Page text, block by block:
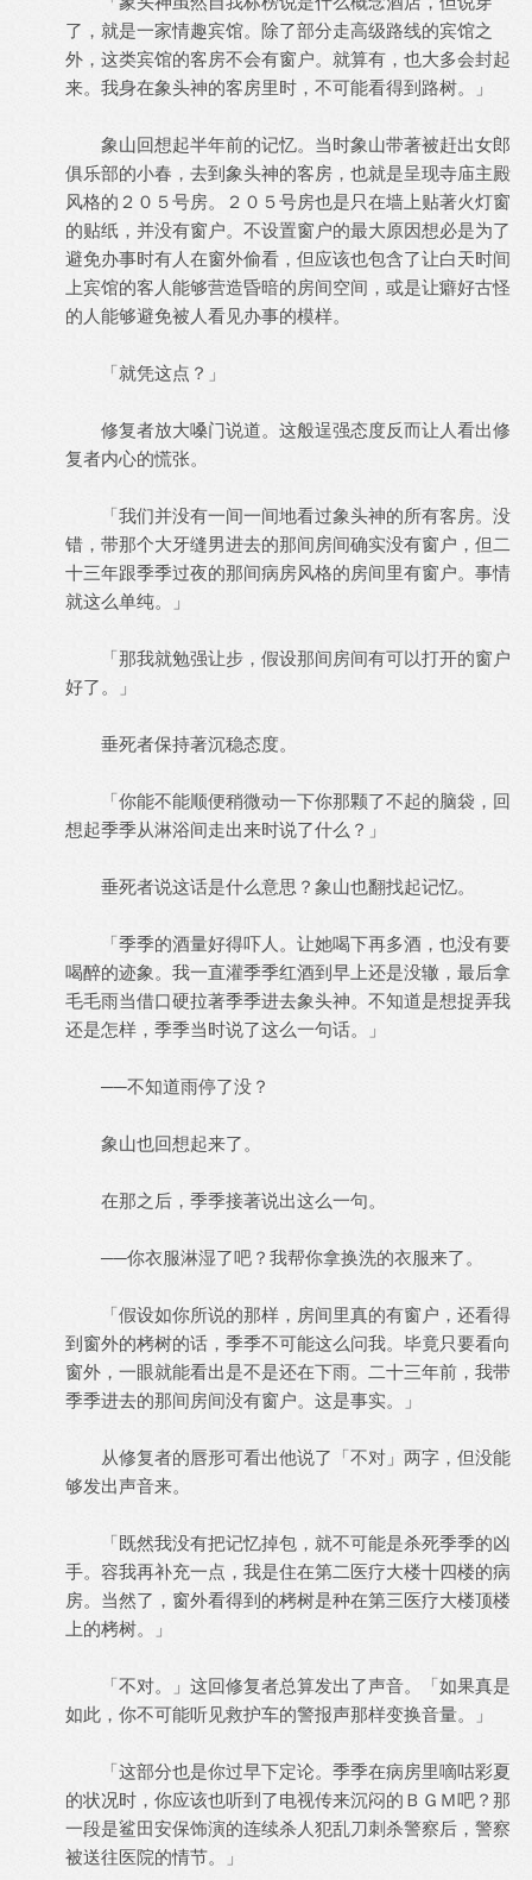
了，就是一家情趣宾馆。除了部分走高级路线的宾馆之
外，这类宾馆的客房不会有窗户。就算有，也大多会封起
来。我身在象头神的客房里时，不可能看得到路树。」
象山回想起半年前的记忆。当时象山带著被赶出女郎
俱乐部的小春，去到象头神的客房，也就是呈现寺庙主殿
风格的２０５号房。２０５号房也是只在墙上贴著火灯窗
的贴纸，并没有窗户。不设置窗户的最大原因想必是为了
避免办事时有人在窗外偷看，但应该也包含了让白天时间
上宾馆的客人能够营造昏暗的房间空间，或是让癖好古怪
的人能够避免被人看见办事的模样。
「就凭这点？」
修复者放大嗓门说道。这般逞强态度反而让人看出修
复者内心的慌张。
「我们并没有一间一间地看过象头神的所有客房。没
错，带那个大牙缝男进去的那间房间确实没有窗户，但二
十三年跟季季过夜的那间病房风格的房间里有窗户。事情
就这么单纯。」
「那我就勉强让步，假设那间房间有可以打开的窗户
好了。」
垂死者保持著沉稳态度。
「你能不能顺便稍微动一下你那颗了不起的脑袋，回
想起季季从淋浴间走出来时说了什么？」
垂死者说这话是什么意思？象山也翻找起记忆。
「季季的酒量好得吓人。让她喝下再多酒，也没有要
喝醉的迹象。我一直灌季季红酒到早上还是没辙，最后拿
毛毛雨当借口硬拉著季季进去象头神。不知道是想捉弄我
还是怎样，季季当时说了这么一句话。」
──不知道雨停了没？
象山也回想起来了。
在那之后，季季接著说出这么一句。
──你衣服淋湿了吧？我帮你拿换洗的衣服来了。
「假设如你所说的那样，房间里真的有窗户，还看得
到窗外的栲树的话，季季不可能这么问我。毕竟只要看向
窗外，一眼就能看出是不是还在下雨。二十三年前，我带
季季进去的那间房间没有窗户。这是事实。」
从修复者的唇形可看出他说了「不对」两字，但没能
够发出声音来。
「既然我没有把记忆掉包，就不可能是杀死季季的凶
手。容我再补充一点，我是住在第二医疗大楼十四楼的病
房。当然了，窗外看得到的栲树是种在第三医疗大楼顶楼
上的栲树。」
「不对。」这回修复者总算发出了声音。「如果真是
如此，你不可能听见救护车的警报声那样变换音量。」
「这部分也是你过早下定论。季季在病房里嘀咕彩夏
的状况时，你应该也听到了电视传来沉闷的ＢＧＭ吧？那
一段是鲨田安保饰演的连续杀人犯乱刀刺杀警察后，警察
被送往医院的情节。」